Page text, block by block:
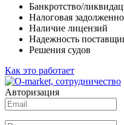
Банкротство/
Налоговая
Наличие лицензий
Надежность
Решения судов
Как это работает
Авторизация